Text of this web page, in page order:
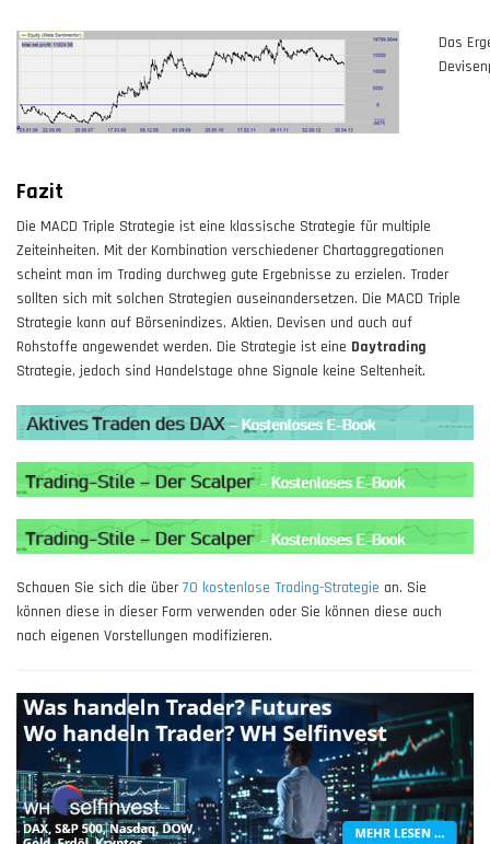
Das
Fazit
Die MACD Triple Strategie ist eine klassische Strategie für multiple
Zeiteinheiten. Mit der Kombination verschiedener Chartaggregationen
scheint man im Trading durchweg gute Ergebnisse zu erzielen. Trader
sollten sich mit solchen Strategien auseinandersetzen. Die MACD Triple
Strategie kann auf Börsenindizes, Aktien, Devisen und auch auf
Rohstoffe angewendet werden. Die Strategie ist eine Daytrading
Strategie, jedoch sind Handelstage ohne Signale keine Seltenheit.
Schauen Sie sich die über70 kostenlose Trading-Strategie an. Sie
können diese in dieser Form verwenden oder Sie können diese auch
nach eigenen Vorstellungen modifizieren.